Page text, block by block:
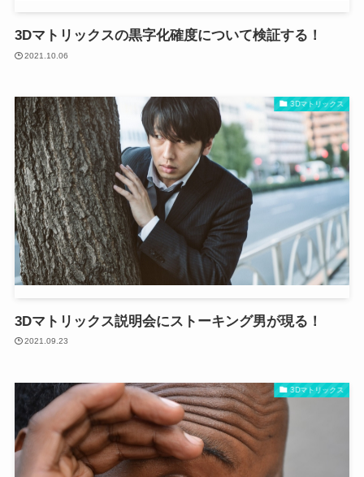
3Dマトリックスの黒字化確度について検証する！
2021.10.06
3Dマトリックス
3Dマトリックス説明会にストーキング男が現る！
2021.09.23
3Dマトリックス